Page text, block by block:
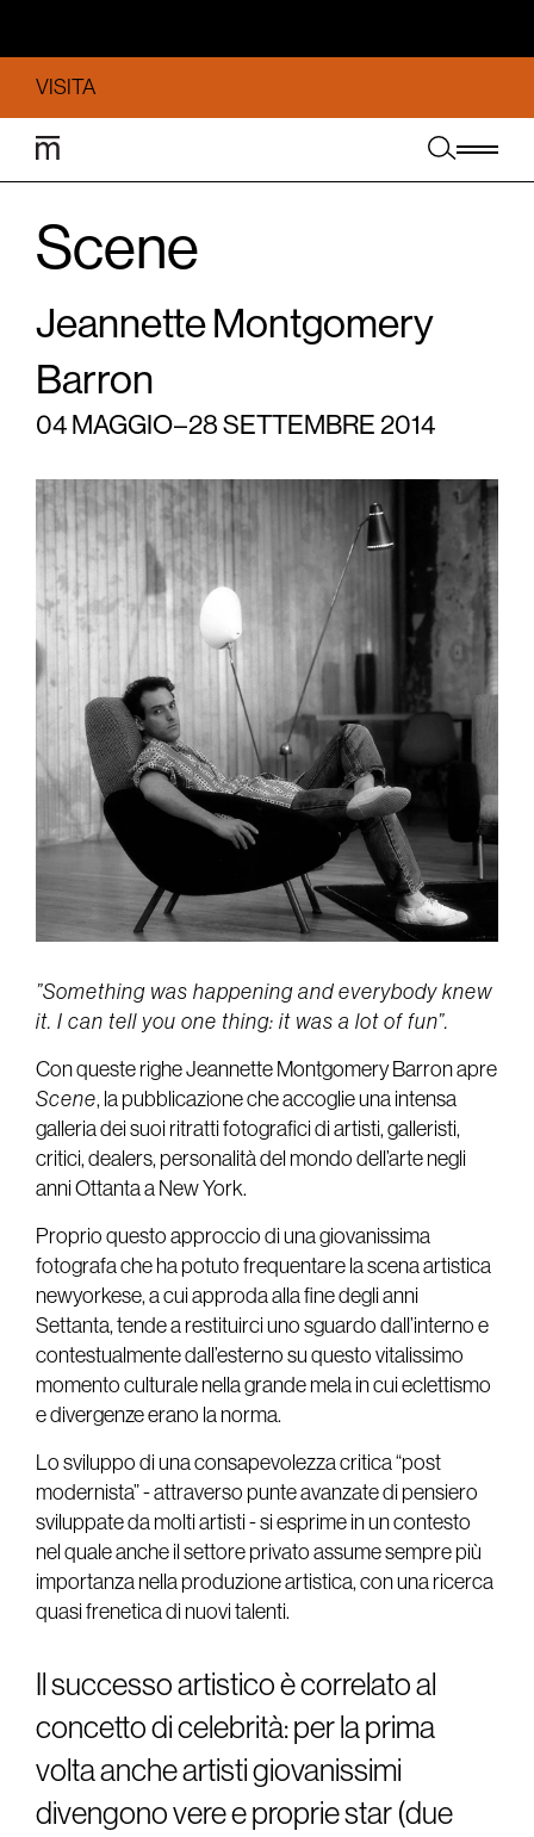
VISITA
Scene
Jeannette Montgomery
Barron
04 MAGGIO – 28 SETTEMBRE 2014
”Something was happening and everybody knew
it. I can tell you one thing: it was a lot of fun”.
Con queste righe Jeannette Montgomery Barron apre
Scene, la pubblicazione che accoglie una intensa
galleria dei suoi ritratti fotografici di artisti, galleristi,
critici, dealers, personalità del mondo dell’arte negli
anni Ottanta a New York.
Proprio questo approccio di una giovanissima
fotografa che ha potuto frequentare la scena artistica
newyorkese, a cui approda alla fine degli anni
Settanta, tende a restituirci uno sguardo dall’interno e
contestualmente dall’esterno su questo vitalissimo
momento culturale nella grande mela in cui eclettismo
e divergenze erano la norma.
Lo sviluppo di una consapevolezza critica “post
modernista” - attraverso punte avanzate di pensiero
sviluppate da molti artisti - si esprime in un contesto
nel quale anche il settore privato assume sempre più
importanza nella produzione artistica, con una ricerca
quasi frenetica di nuovi talenti.
Il successo artistico è correlato al
concetto di celebrità: per la prima
volta anche artisti giovanissimi
divengono vere e proprie star (due